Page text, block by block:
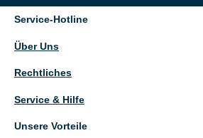
Service-Hotline
Über Uns
Rechtliches
Service & Hilfe
Unsere Vorteile